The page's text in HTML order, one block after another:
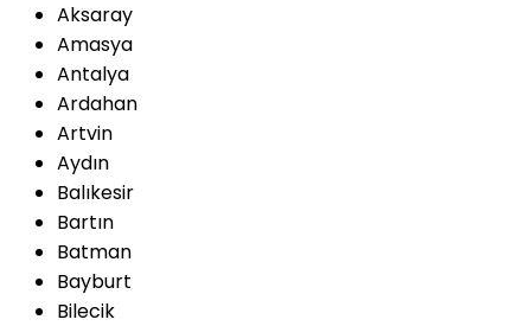
Aksaray
Amasya
Antalya
Ardahan
Artvin
Aydın
Balıkesir
Bartın
Batman
Bayburt
Bilecik